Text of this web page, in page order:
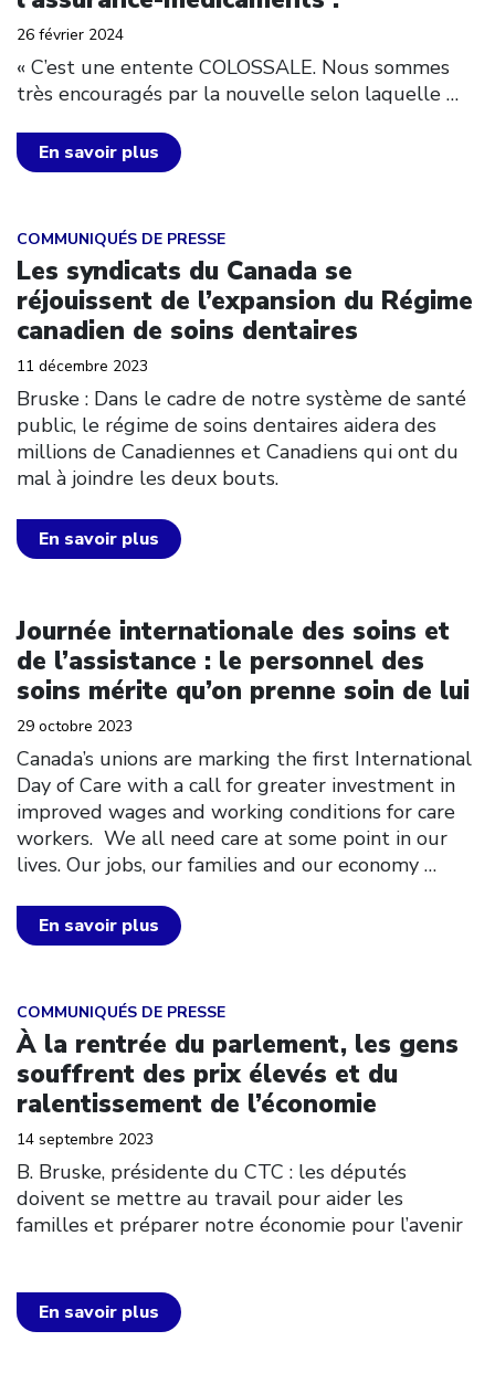
26 février 2024
« C’est une entente COLOSSALE. Nous sommes
très encouragés par la nouvelle selon laquelle …
En savoir plus
COMMUNIQUÉS DE PRESSE
Les syndicats du Canada se
réjouissent de l’expansion du Régime
canadien de soins dentaires
11 décembre 2023
Bruske : Dans le cadre de notre système de santé
public, le régime de soins dentaires aidera des
millions de Canadiennes et Canadiens qui ont du
mal à joindre les deux bouts.
En savoir plus
Click to open the link
Journée internationale des soins et
de l’assistance : le personnel des
soins mérite qu’on prenne soin de lui
29 octobre 2023
Canada’s unions are marking the first International
Day of Care with a call for greater investment in
improved wages and working conditions for care
workers. We all need care at some point in our
lives. Our jobs, our families and our economy …
En savoir plus
COMMUNIQUÉS DE PRESSE
À la rentrée du parlement, les gens
souffrent des prix élevés et du
ralentissement de l’économie
14 septembre 2023
B. Bruske, présidente du CTC : les députés
doivent se mettre au travail pour aider les
familles et préparer notre économie pour l’avenir
En savoir plus
Click to open the link